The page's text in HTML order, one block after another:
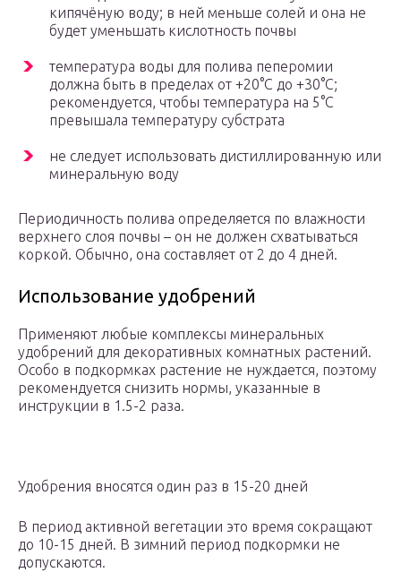
кипячёную воду; в ней меньше солей и она не
будет уменьшать кислотность почвы
температура воды для полива пеперомии
должна быть в пределах от +20°С до +30°С;
рекомендуется, чтобы температура на 5°С
превышала температуру субстрата
не следует использовать дистиллированную или
минеральную воду
Периодичность полива определяется по влажности
верхнего слоя почвы – он не должен схватываться
коркой. Обычно, она составляет от 2 до 4 дней.
Использование удобрений
Применяют любые комплексы минеральных
удобрений для декоративных комнатных растений.
Особо в подкормках растение не нуждается, поэтому
рекомендуется снизить нормы, указанные в
инструкции в 1.5-2 раза.
Удобрения вносятся один раз в 15-20 дней
В период активной вегетации это время сокращают
до 10-15 дней. В зимний период подкормки не
допускаются.